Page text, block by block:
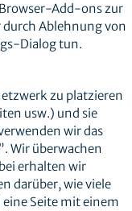
Add-ons zur
durch Ablehnung von
Dialog tun.
zu platzieren
usw.) und sie
wir das
Wir überwachen
erhalten wir
darüber, wie viele
Seite mit einem